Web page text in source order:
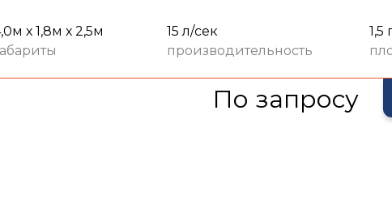
х 1,8м х 2,5м
15 л/сек
производительность
1,5
По запросу